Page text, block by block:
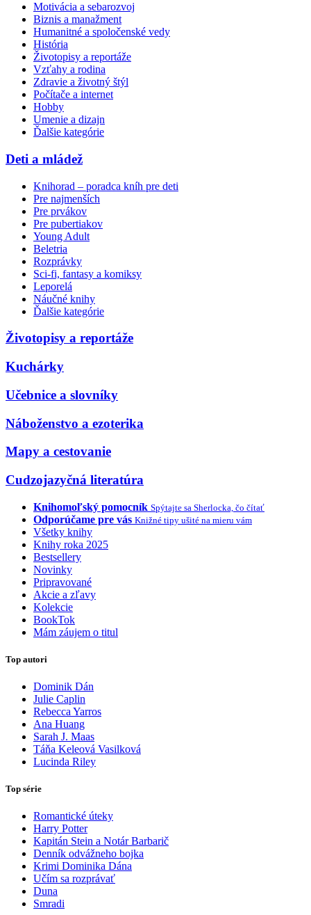
Motivácia a sebarozvoj
Biznis a manažment
Humanitné a spoločenské vedy
História
Životopisy a reportáže
Vzťahy a rodina
Zdravie a životný štýl
Počítače a internet
Hobby
Umenie a dizajn
Ďalšie kategórie
Deti a mládež
Knihorad – poradca kníh pre deti
Pre najmenších
Pre prvákov
Pre pubertiakov
Young Adult
Beletria
Rozprávky
Sci-fi, fantasy a komiksy
Leporelá
Náučné knihy
Ďalšie kategórie
Životopisy a reportáže
Kuchárky
Učebnice a slovníky
Náboženstvo a ezoterika
Mapy a cestovanie
Cudzojazyčná literatúra
Knihomoľský pomocník Spýtajte sa Sherlocka, čo čítať
Odporúčame pre vás Knižné tipy ušité na mieru vám
Všetky knihy
Knihy roka 2025
Bestsellery
Novinky
Pripravované
Akcie a zľavy
Kolekcie
BookTok
Mám záujem o titul
Top autori
Dominik Dán
Julie Caplin
Rebecca Yarros
Ana Huang
Sarah J. Maas
Táňa Keleová Vasilková
Lucinda Riley
Top série
Romantické úteky
Harry Potter
Kapitán Stein a Notár Barbarič
Denník odvážneho bojka
Krimi Dominika Dána
Učím sa rozprávať
Duna
Smradi